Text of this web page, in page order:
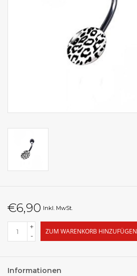
€6,90 Inkl. MwSt.
+
-
ZUM WARENKORB HINZUFÜGEN
Informationen